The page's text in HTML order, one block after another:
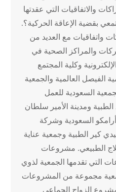
والاتفاقيات التي عقدتها
بقضية الإعاقة الحركية؟.
واتفاقيات مع العديد من
والمراكز الصحية في
وكلية المجتمع
الفيصل العالمية والجمعية
السعودية للعمل
ومدينة الأمير سلطان
السعودية وشركة
كير الطبية وجمعية عناية
الطبيعي. مشروعات
التي تقدمها الجمعية لذوي
مجموعة من المشروعات
الزواج الجماعي